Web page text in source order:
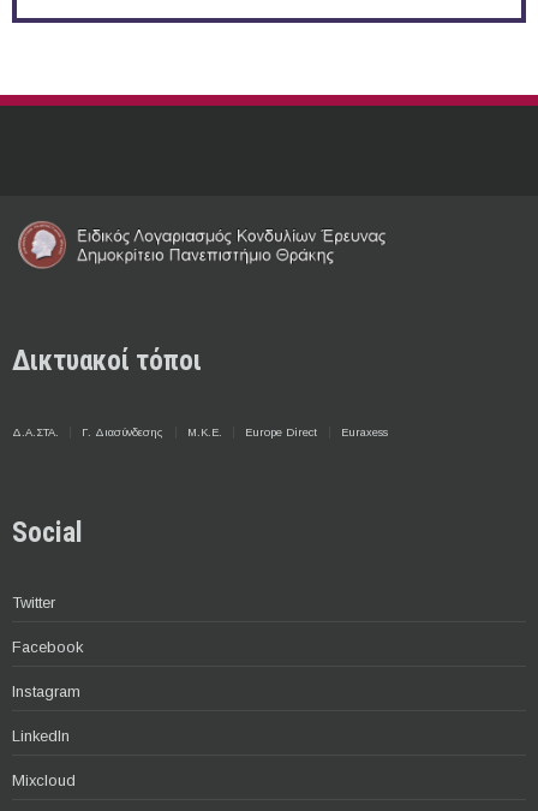
Δικτυακοί τόποι
Δ.Α.ΣΤΑ. Γ. Διασύνδεσης Μ.Κ.Ε. Europe Direct Euraxess
Social
Twitter
Facebook
Instagram
LinkedIn
Mixcloud